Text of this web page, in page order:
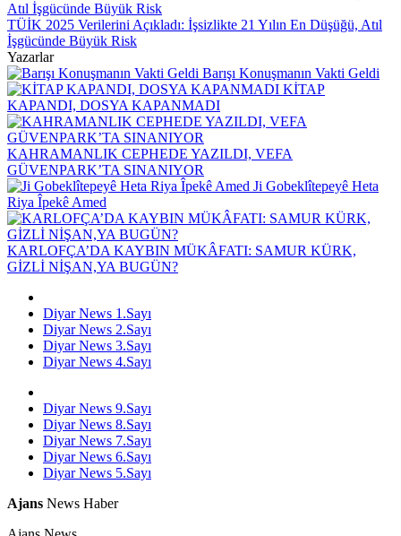
TÜİK 2025 Verilerini Açıkladı: İşsizlikte 21 Yılın En Düşüğü, Atıl
İşgücünde Büyük Risk
Yazarlar
Barışı Konuşmanın Vakti Geldi
KİTAP
KAPANDI, DOSYA KAPANMADI
KAHRAMANLIK CEPHEDE YAZILDI, VEFA
GÜVENPARK’TA SINANIYOR
Ji Gobeklîtepeyê Heta
Riya Îpekê Amed
KARLOFÇA’DA KAYBIN MÜKÂFATI: SAMUR KÜRK,
GİZLİ NİŞAN,YA BUGÜN?
Diyar News 1.Sayı
Diyar News 2.Sayı
Diyar News 3.Sayı
Diyar News 4.Sayı
Diyar News 9.Sayı
Diyar News 8.Sayı
Diyar News 7.Sayı
Diyar News 6.Sayı
Diyar News 5.Sayı
Ajans News Haber